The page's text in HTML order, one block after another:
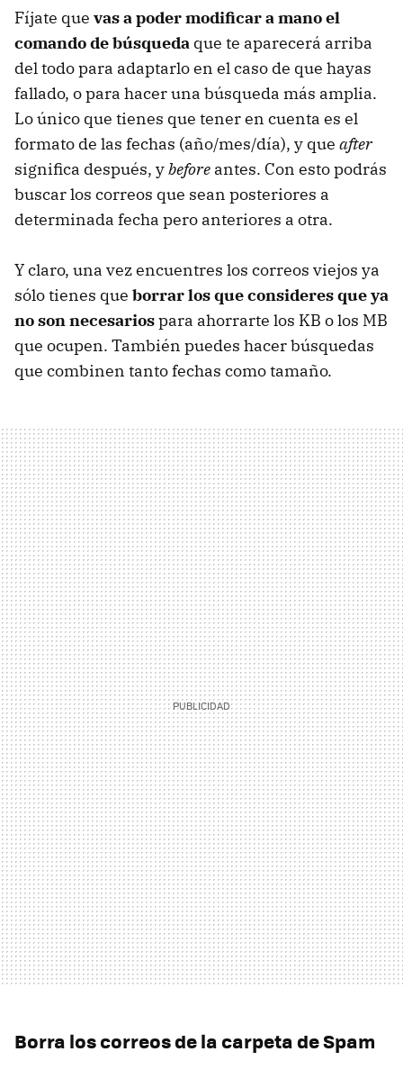
Fíjate que vas a poder modificar a mano el
comando de búsqueda que te aparecerá arriba
del todo para adaptarlo en el caso de que hayas
fallado, o para hacer una búsqueda más amplia.
Lo único que tienes que tener en cuenta es el
formato de las fechas (año/mes/día), y que after
significa después, ybefore antes. Con esto podrás
buscar los correos que sean posteriores a
determinada fecha pero anteriores a otra.
Y claro, una vez encuentres los correos viejos ya
sólo tienes que borrar los que consideres que ya
no son necesariospara ahorrarte los KB o los MB
que ocupen. También puedes hacer búsquedas
que combinen tanto fechas como tamaño.
Borra los correos de la carpeta de Spam